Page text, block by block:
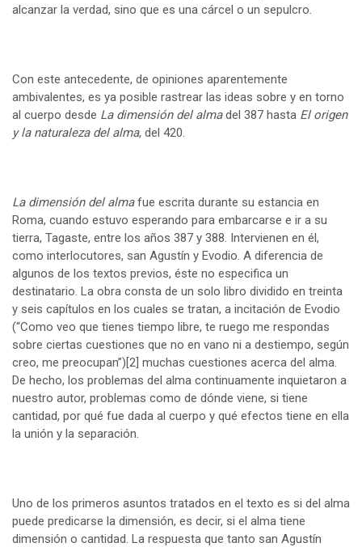
alcanzar la verdad, sino que es una cárcel o un sepulcro.
Con este antecedente, de opiniones aparentemente
ambivalentes, es ya posible rastrear las ideas sobre y en torno
al cuerpo desde La dimensión del almadel 387 hasta El origen
y la naturaleza del alma, del 420.
La dimensión del almafue escrita durante su estancia en
Roma, cuando estuvo esperando para embarcarse e ir a su
tierra, Tagaste, entre los años 387 y 388. Intervienen en él,
como interlocutores, san Agustín y Evodio. A diferencia de
algunos de los textos previos, éste no especifica un
destinatario. La obra consta de un solo libro dividido en treinta
y seis capítulos en los cuales se tratan, a incitación de Evodio
(“Como veo que tienes tiempo libre, te ruego me respondas
sobre ciertas cuestiones que no en vano ni a destiempo, según
creo, me preocupan”)[2] muchas cuestiones acerca del alma.
De hecho, los problemas del alma continuamente inquietaron a
nuestro autor, problemas como de dónde viene, si tiene
cantidad, por qué fue dada al cuerpo y qué efectos tiene en ella
la unión y la separación.
Uno de los primeros asuntos tratados en el texto es si del alma
puede predicarse la dimensión, es decir, si el alma tiene
dimensión o cantidad. La respuesta que tanto san Agustín